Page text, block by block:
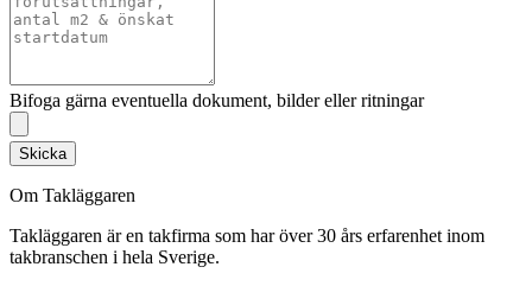
Bifoga gärna eventuella dokument, bilder eller ritningar
Skicka
Om Takläggaren
Takläggaren är en takfirma som har över 30 års erfarenhet inom
takbranschen i hela Sverige.